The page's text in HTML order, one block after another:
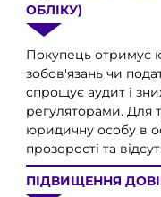
ОБЛІКУ)
Покупець отримує
зобов'язань чи
спрощує аудит і
регуляторами. Для
юридичну особу в
прозорості та
ПІДВИЩЕННЯ